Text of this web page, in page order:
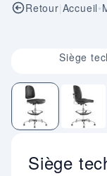
Retour|Accueil•
Image 1 sur 2
Siège
Siège